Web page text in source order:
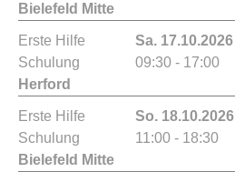
Bielefeld Mitte
Erste Hilfe
Schulung
Herford
Sa. 17.10.2026
09:30 - 17:00
Erste Hilfe
Schulung
Bielefeld Mitte
So. 18.10.2026
11:00 - 18:30